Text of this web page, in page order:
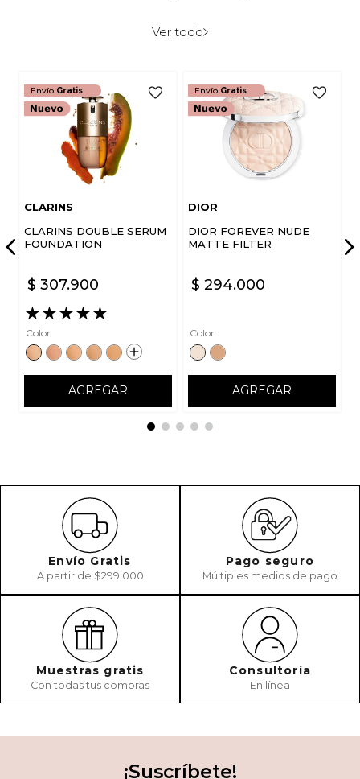
Ver todo
Envío Gratis
CLARINS
CLARINS DOUBLE SERUM
FOUNDATION
$ 307.900
★★★★★
Color
AGREGAR
Envío Gratis
DIOR
DIOR FOREVER NUDE
MATTE FILTER
$ 294.000
Color
AGREGAR
Envío Gratis
A partir de $299.000
Pago seguro
Múltiples medios de pago
Muestras gratis
Con todas tus compras
Consultoría
En línea
¡Suscríbete!